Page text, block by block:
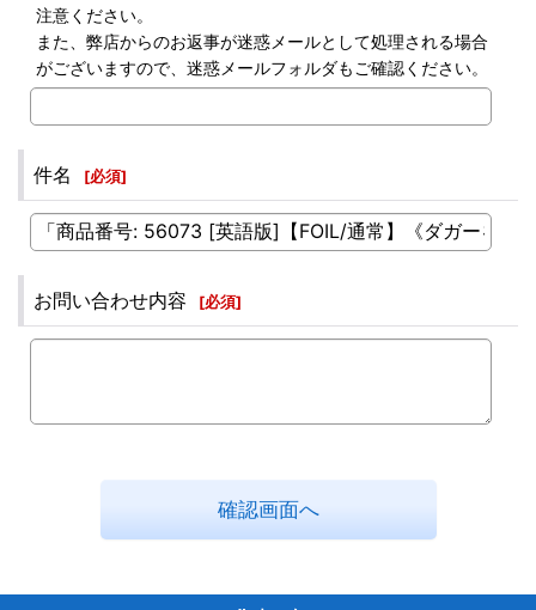
注意ください。
また、弊店からのお返事が迷惑メールとして処理される場合
がございますので、迷惑メールフォルダもご確認ください。
件名 [必須]
お問い合わせ内容 [必須]
確認画面へ